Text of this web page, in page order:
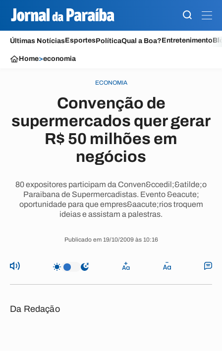
Últimas NotíciasEsportesPolíticaQual a Boa?Entretenimento
Home>economia
ECONOMIA
Convenção de
supermercados quer gerar
R$ 50 milhões em
negócios
80 expositores participam da Conven&ccedil;&atilde;o
Paraibana de Supermercadistas. Evento &eacute;
oportunidade para que empres&aacute;rios troquem
ideias e assistam a palestras.
Publicado em 19/10/2009 às 10:16
Da Redação